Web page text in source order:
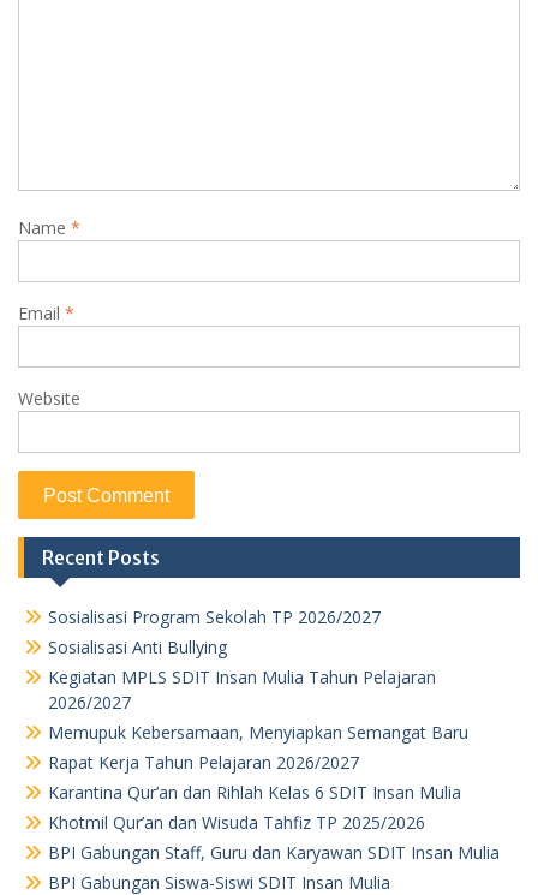
Name *
Email *
Website
Recent Posts
Sosialisasi Program Sekolah TP 2026/2027
Sosialisasi Anti Bullying
Kegiatan MPLS SDIT Insan Mulia Tahun Pelajaran
2026/2027
Memupuk Kebersamaan, Menyiapkan Semangat Baru
Rapat Kerja Tahun Pelajaran 2026/2027
Karantina Qur’an dan Rihlah Kelas 6 SDIT Insan Mulia
Khotmil Qur’an dan Wisuda Tahfiz TP 2025/2026
BPI Gabungan Staff, Guru dan Karyawan SDIT Insan Mulia
BPI Gabungan Siswa-Siswi SDIT Insan Mulia